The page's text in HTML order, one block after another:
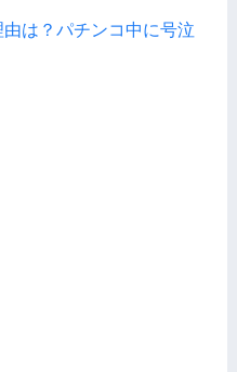
は？パチンコ中に号泣